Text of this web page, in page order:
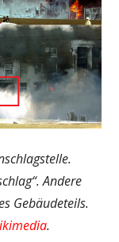
Andere
Gebäudeteils.
.